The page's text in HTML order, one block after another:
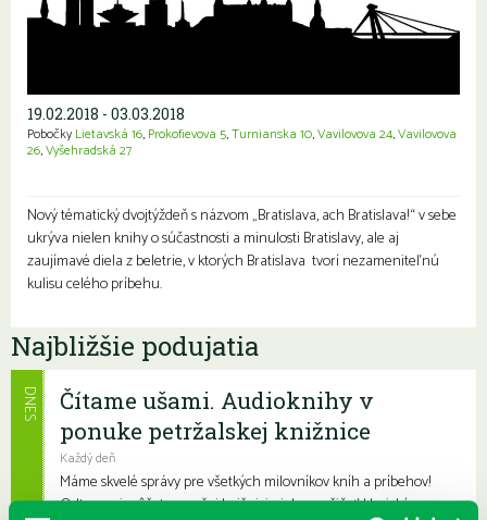
19.02.2018 - 03.03.2018
Pobočky Lietavská 16, Prokofievova 5,Turnianska 10,Vavilovova 24,Vavilovova
26,Vyšehradská 27
Nový tématický dvojtýždeň s názvom „Bratislava, ach Bratislava!“ v sebe
ukrýva nielen knihy o súčastnosti a minulosti Bratislavy, ale aj
zaujímavé diela z beletrie, v ktorých Bratislava tvorí nezameniteľnú
kulisu celého príbehu.
Najbližšie podujatia
Čítame ušami. Audioknihy v
ponuke petržalskej knižnice
Každý deň
Máme skvelé správy pre všetkých milovníkov kníh a príbehov!
Odteraz si môžete v našej knižnici nielen požičať klasické
DNES